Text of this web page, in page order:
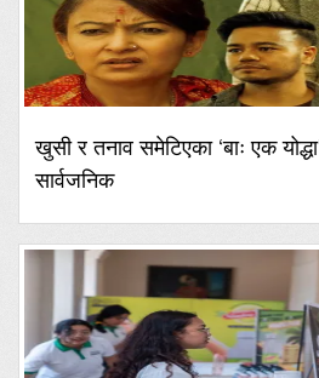
खुसी र तनाव समेटिएका ‘बाः एक
सार्वजनिक